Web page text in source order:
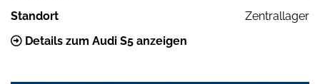
Standort
Zentrallager
Details zum Audi S5 anzeigen